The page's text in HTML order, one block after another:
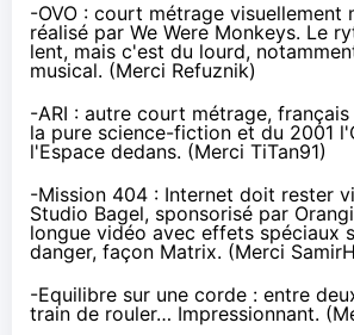
-OVO : court métrage visuellement
réalisé par We Were Monkeys. Le
lent, mais c'est du lourd,
musical. (Merci Refuznik)
-ARI : autre court métrage,
la pure science-fiction et du 2001
l'Espace dedans. (Merci TiTan91)
-Mission 404 : Internet doit rester
Studio Bagel, sponsorisé par
longue vidéo avec effets spéciaux
danger, façon Matrix. (Merci
-Equilibre sur une corde : entre
train de rouler… Impressionnant.